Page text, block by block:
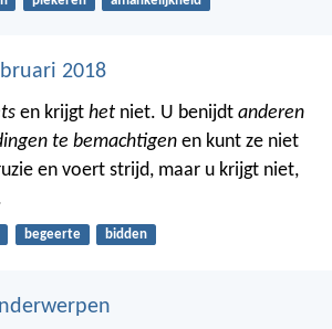
2018
en krijgt het niet. U benijdt anderen
te bemachtigen en kunt ze niet
en voert strijd, maar u krijgt niet,
begeerte bidden